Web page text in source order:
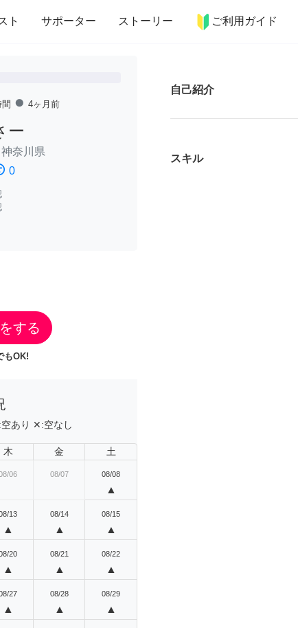
ト サポーター ストーリー ご利用ガイド
インテリア 趣味・習い事 ペット 料理
fiber_manual_record 4ヶ月前
ー
神奈川県
0
する
もOK!
空あり ✕:空なし
木 金 土
06 08/07 08/08
▲
13
▲
08/14
▲
08/15
▲
20
▲
08/21
▲
08/22
▲
27
▲
08/28
▲
08/29
▲
自己紹介
スキル